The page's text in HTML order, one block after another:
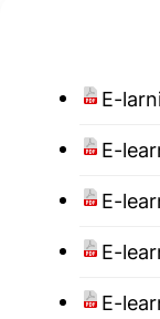
E-
E-
E-
E-
E-